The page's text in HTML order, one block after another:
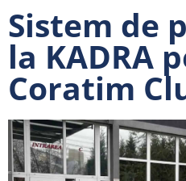
Sistem de
la KADRA
Coratim